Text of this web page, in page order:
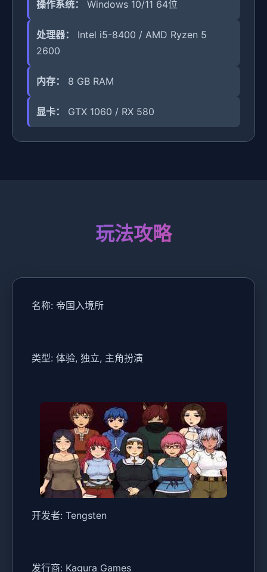
操作系统： Windows 10/11 64位
处理器：
Intel i5-8400 / AMD Ryzen 5
2600
内存： 8 GB RAM
显卡： GTX 1060 / RX 580
玩法攻略
名称: 帝国入境所
类型: 体验, 独立, 主角扮演
开发者: Tengsten
发行商: Kagura Games